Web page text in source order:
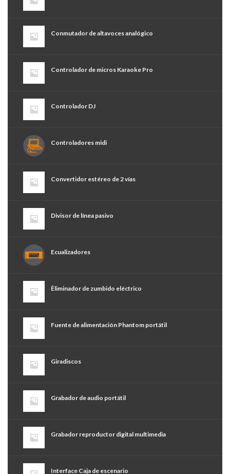
Conmutador de altavoces analógico
Controlador de micros Karaoke Pro
Controlador DJ
Controladores midi
Convertidor estéreo de 2 vías
Divisor de línea pasivo
Ecualizadores
Èliminador de zumbido eléctrico
Fuente de alimentación Phantom portátil
Giradiscos
Grabador de audio portátil
Grabador reproductor digital multimedia
Interface Caja de escenario